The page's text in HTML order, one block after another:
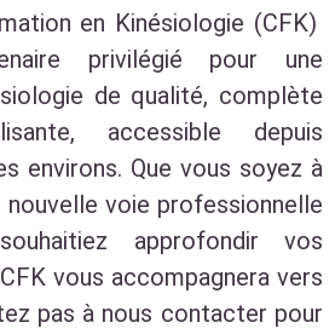
en Kinésiologie (CFK)
privilégié pour une
de qualité, complète
accessible depuis
environs. Que vous soyez à
nouvelle voie professionnelle
approfondir vos
vous accompagnera vers
pas à nous contacter pour